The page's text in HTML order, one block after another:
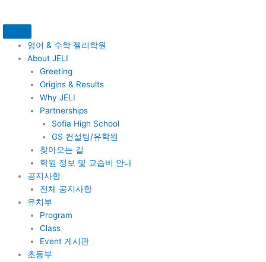
영어 & 수학 젤리학원
About JELI
Greeting
Origins & Results
Why JELI
Partnerships
Sofia High School
GS 컨설팅/유학원
찾아오는 길
학원 정보 및 교습비 안내
공지사항
전체 공지사항
유치부
Program
Class
Event 게시판
초등부